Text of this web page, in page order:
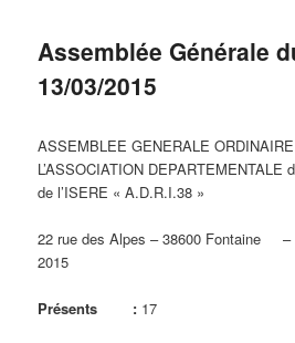
Assemblée Générale
13/03/2015
ASSEMBLEE GENERALE
L’ASSOCIATION DEPARTEMENTALE
de l’ISERE « A.D.R.I.38 »
22 rue des Alpes – 38600 Fontaine
2015
Présents : 17